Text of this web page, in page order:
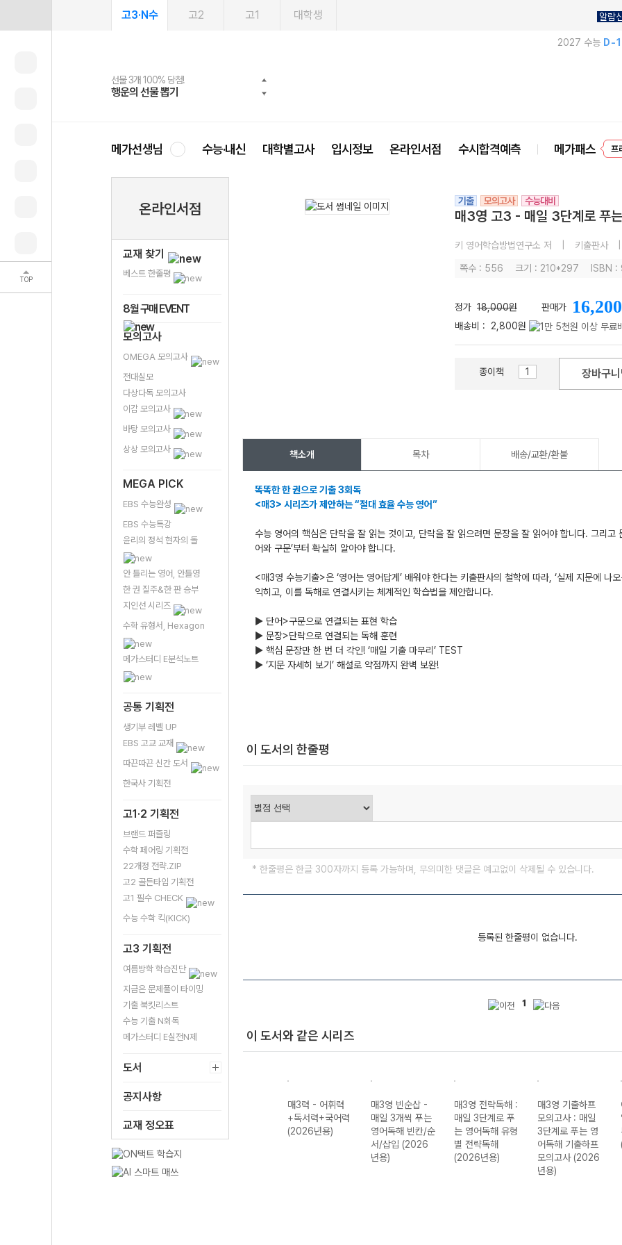
TOP
고3·N수 고2 고1 대학생 알람
2027 수능 D-
선물 3개 100% 당첨!
행운의 선물 뽑기
선물 100% 증정!
메가스터디 X 올리브
여름방학 스터디 캐시백
메가런 썸머스쿨
2027 러셀 단과
강사 공개선발
스마트러닝앱
설문 EVENT
메가패스
3일 무료 체험권
메가패스 수강생 무료혜택!
메가클럽 멤버십
사회공헌 캠페인
희망이룸 메가나눔
메가선생님 수능·내신 대학별고사 입시정보 온라인서점 수시합격예측 메가패스
온라인서점
교재 찾기
베스트 한줄평
8월 구매 EVENT
모의고사
OMEGA 모의고사
전대실모
다상다독 모의고사
이감 모의고사
바탕 모의고사
상상 모의고사
MEGA PICK
EBS 수능완성
EBS 수능특강
윤리의 정석 현자의 돌
안 틀리는 영어, 안틀영
한 권 질주&한 판 승부
지인선 시리즈
수학 유형서, Hexagon
메가스터디 E분석노트
공통 기획전
생기부 레벨 UP
EBS 고교 교재
따끈따끈 신간 도서
한국사 기획전
고1·2 기획전
브랜드 퍼즐링
수학 페어링 기획전
22개정 전략.ZIP
고2 골든타임 기획전
고1 필수 CHECK
수능 수학 킥(KICK)
고3 기획전
여름방학 학습진단
지금은 문제풀이 타이밍
기출 북킷리스트
수능 기출 N회독
메가스터디 E실전N제
도서
공지사항
교재 정오표
기출 모의고사 수능대비
매3영 고3 - 매일 3단계로 푸
키 영어학습방법연구소 저 키출판사
쪽수 : 556 크기 : 210*297 ISBN
정가 18,000원 판매가 16,200
배송비 : 2,800원
종이책 장바구니
책소개 목차 배송/교환/환불
똑똑한 한 권으로 기출 3회독
<매3> 시리즈가 제안하는 “절대 효율 수능 영어”
수능 영어의 핵심은 단락을 잘 읽는 것이고, 단락을 잘 읽으려면 문장을 잘 읽어야 합니다. 그리고
어와 구문’부터 확실히 알아야 합니다.
<매3영 수능기출>은 ‘영어는 영어답게’ 배워야 한다는 키출판사의 철학에 따라, ‘실제 지문에 나
익히고, 이를 독해로 연결시키는 체계적인 학습법을 제안합니다.
▶ 단어>구문으로 연결되는 표현 학습
▶ 문장>단락으로 연결되는 독해 훈련
▶ 핵심 문장만 한 번 더 각인! ‘매일 기출 마무리’ TEST
▶ ‘지문 자세히 보기’ 해설로 약점까지 완벽 보완!
이 도서의 한줄평
* 한줄평은 한글 300자까지 등록 가능하며, 무의미한 댓글은 예고없이 삭제될 수 있습니다.
등록된 한줄평이 없습니다.
1
이 도서와 같은 시리즈
예비 매3 매일 개
념 3개씩 공부하
는 문법(언어)/화
(2026년용)
매3력 - 어휘력
+독서력+국어력
(2026년용)
매3영 빈순삽 -
매일 3개씩 푸는
영어독해 빈칸/순
서/삽입 (2026
년용)
매3영 전략독해 :
매일 3단계로 푸
는 영어독해 유형
별 전략독해
(2026년용)
매3영 기출하프
모의고사 : 매일
3단계로 푸는 영
어독해 기출하프
모의고사 (2026
년용)